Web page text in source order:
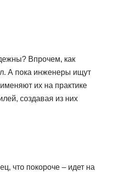
Впрочем, как
А пока инженеры ищут
их на практике
создавая из них
что покороче – идет на